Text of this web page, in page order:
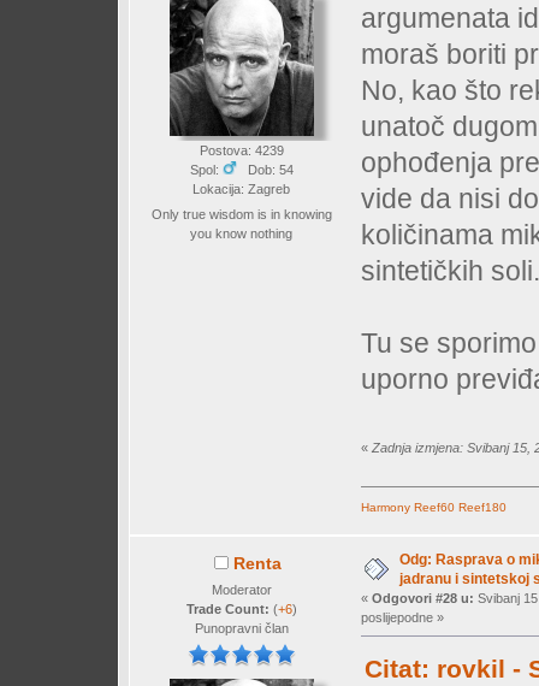
Postova: 4239
Spol:
Dob: 54
Lokacija: Zagreb
Only true wisdom is in knowing
you know nothing
argumenata
moraš boriti
No, kao što
unatoč
ophođenja
vide da nisi
količinama
sintetičkih soli.
Tu se
uporno
« Zadnja izmjena: Svibanj 15,
Harmony Reef60 Reef180
Renta
Moderator
Trade Count: (+6)
Punopravni član
Odg: Rasprava o
jadranu i sintetskoj
« Odgovori #28 u: Svibanj
poslijepodne »
Citat: rovkil -